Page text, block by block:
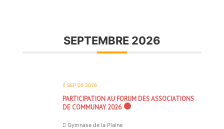
SEPTEMBRE 2026
SEP 05 2026
PARTICIPATION AU FORUM DES ASSOCIATIONS
DE COMMUNAY 2026
Gymnase de la Plaine